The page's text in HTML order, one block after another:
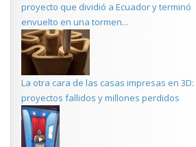
proyecto que dividió a Ecuador y terminó
envuelto en una tormen...
La otra cara de las casas impresas en 3D:
proyectos fallidos y millones perdidos